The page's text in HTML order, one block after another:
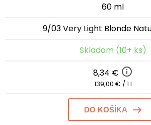
60 ml
9/03 Very Light Blonde
Skladom (10+ ks)
8,34 €
139,00 € / 1 l
DO KOŠÍKA